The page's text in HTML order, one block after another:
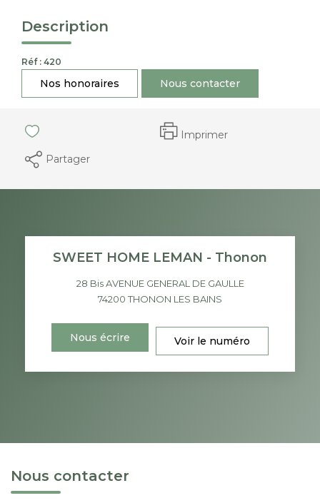
Description
Réf : 420
Nos honoraires Nous contacter
Imprimer
Partager
SWEET HOME LEMAN - Thonon
28 Bis AVENUE GENERAL DE GAULLE
74200THONON LES BAINS
Nous écrire Voir le numéro
Nous contacter